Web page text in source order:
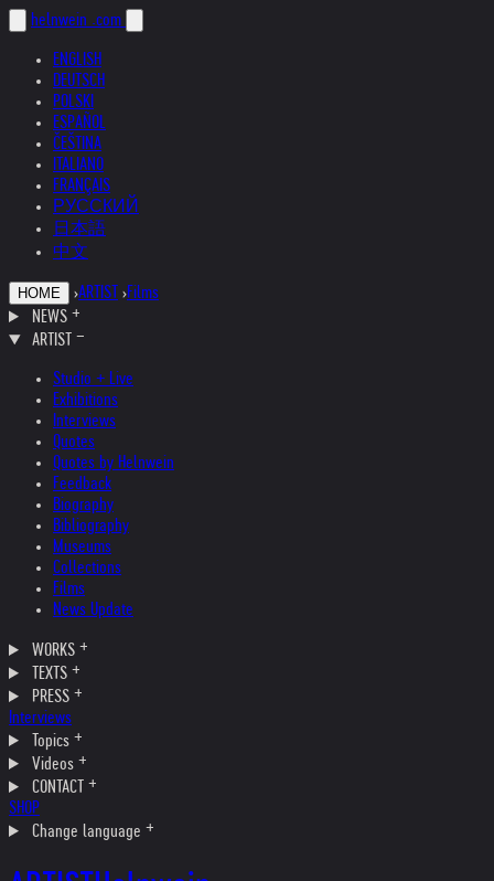
helnwein .com
ENGLISH
DEUTSCH
POLSKI
ESPAÑOL
ČEŠTINA
ITALIANO
FRANÇAIS
РУССКИЙ
日本語
中文
HOME ›ARTIST ›Films
NEWS
ARTIST
Studio + Live
Exhibitions
Interviews
Quotes
Quotes by Helnwein
Feedback
Biography
Bibliography
Museums
Collections
Films
News Update
WORKS
TEXTS
PRESS
Interviews
Topics
Videos
CONTACT
SHOP
Change language